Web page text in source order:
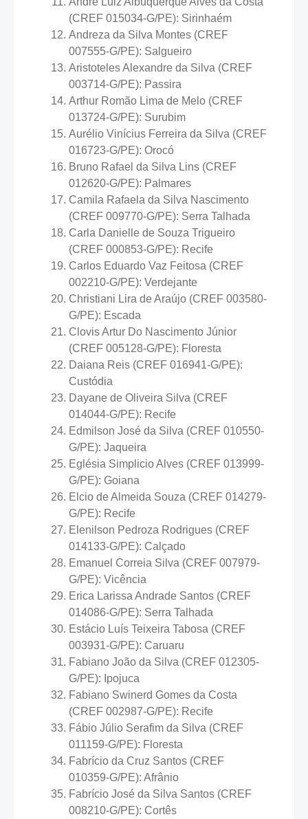
(CREF 015034-G/PE): Sirinhaém
Andreza da Silva Montes (CREF
007555-G/PE): Salgueiro
Aristoteles Alexandre da Silva (CREF
003714-G/PE): Passira
Arthur Romão Lima de Melo (CREF
013724-G/PE): Surubim
Aurélio Vinícius Ferreira da Silva (CREF
016723-G/PE): Orocó
Bruno Rafael da Silva Lins (CREF
012620-G/PE): Palmares
Camila Rafaela da Silva Nascimento
(CREF 009770-G/PE): Serra Talhada
Carla Danielle de Souza Trigueiro
(CREF 000853-G/PE): Recife
Carlos Eduardo Vaz Feitosa (CREF
002210-G/PE): Verdejante
Christiani Lira de Araújo (CREF 003580-
G/PE): Escada
Clovis Artur Do Nascimento Júnior
(CREF 005128-G/PE): Floresta
Daiana Reis (CREF 016941-G/PE):
Custódia
Dayane de Oliveira Silva (CREF
014044-G/PE): Recife
Edmilson José da Silva (CREF 010550-
G/PE): Jaqueira
Eglésia Simplicio Alves (CREF 013999-
G/PE): Goiana
Elcio de Almeida Souza (CREF 014279-
G/PE): Recife
Elenilson Pedroza Rodrigues (CREF
014133-G/PE): Calçado
Emanuel Correia Silva (CREF 007979-
G/PE): Vicência
Erica Larissa Andrade Santos (CREF
014086-G/PE): Serra Talhada
Estácio Luís Teixeira Tabosa (CREF
003931-G/PE): Caruaru
Fabiano João da Silva (CREF 012305-
G/PE): Ipojuca
Fabiano Swinerd Gomes da Costa
(CREF 002987-G/PE): Recife
Fábio Júlio Serafim da Silva (CREF
011159-G/PE): Floresta
Fabrício da Cruz Santos (CREF
010359-G/PE): Afrânio
Fabrício José da Silva Santos (CREF
008210-G/PE): Cortês